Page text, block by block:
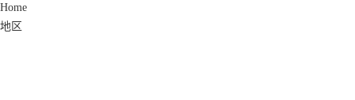
Home
地区